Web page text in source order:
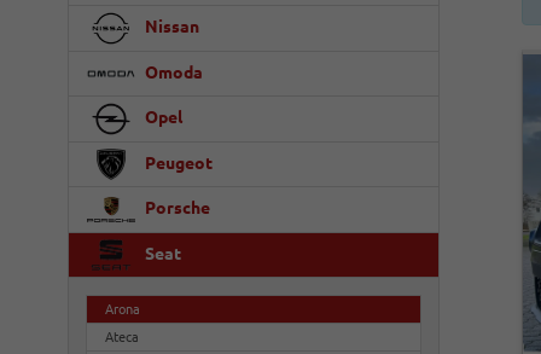
Nissan
Omoda
Opel
Peugeot
Porsche
Seat
Arona
Ateca